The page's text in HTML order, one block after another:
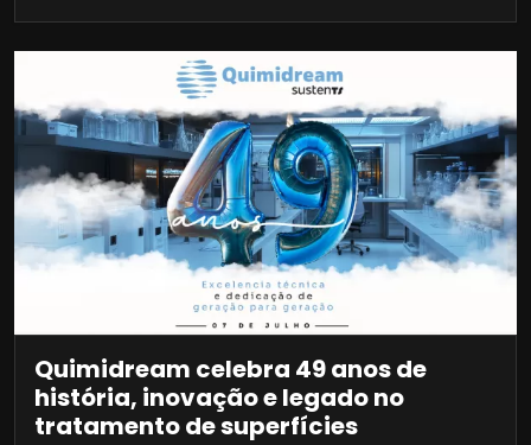
Quimidream celebra 49 anos de
história, inovação e legado no
tratamento de superfícies